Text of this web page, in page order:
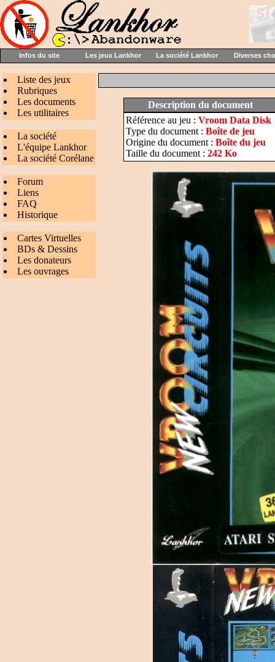
Infos du site Les jeux Lankhor La société Lankhor Diverses
Liste des jeux
Rubriques
Les documents
Les utilitaires
La société
L'équipe Lankhor
La société Corélane
Forum
Liens
FAQ
Historique
Cartes Virtuelles
BDs & Dessins
Les donateurs
Les ouvrages
Description du document
Référence au jeu : Vroom Data Disk
Type du document : Boîte de jeu
Origine du document : Boîte du jeu
Taille du document : 242 Ko